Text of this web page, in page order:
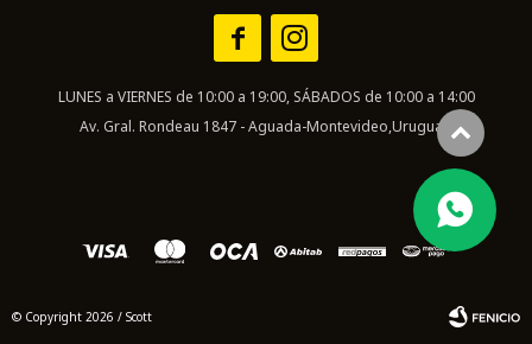
 
LUNES a VIERNES de 10:00 a 19:00, SÁBADOS de 10:00 a 14:00
Av. Gral. Rondeau 1847 - Aguada-Montevideo,Uruguay.
© Copyright 2026 / Scott